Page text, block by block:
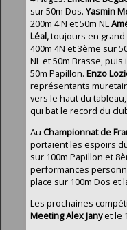
sur 50m Dos.Yasmin
200m 4 N et 50m NL
Léal,toujours en grand
400m 4N et 3ème sur
NL et 50m Brasse,
50m Papillon. Enzo
représentants
vers le haut du
qui bat le record du
Au Championnat de
portaient les espoirs
sur 100m Papillon et
performances
place sur 100m Dos et
Les prochaines
Meeting Alex Janyet le